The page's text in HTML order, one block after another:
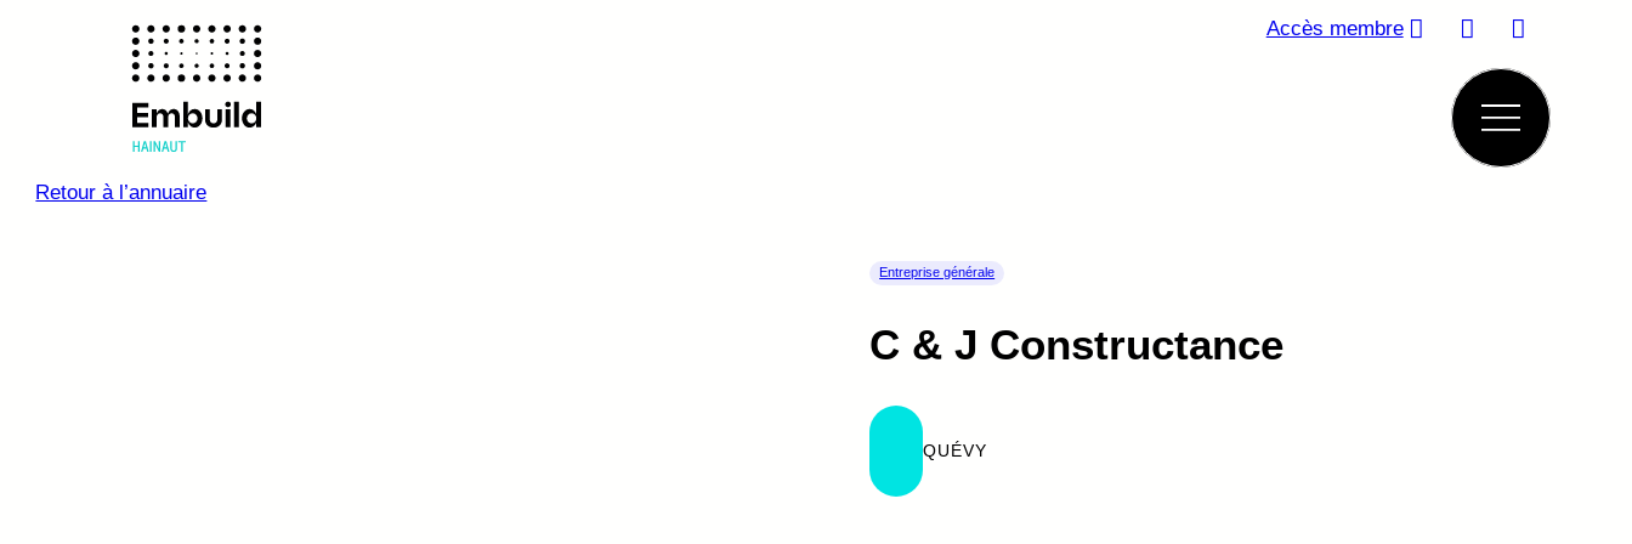
Accès membre
Retour à l’annuaire
Entreprise générale
C & J Constructance
QUÉVY